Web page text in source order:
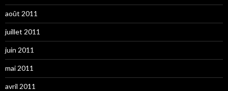
août 2011
juillet 2011
juin 2011
mai 2011
avril 2011